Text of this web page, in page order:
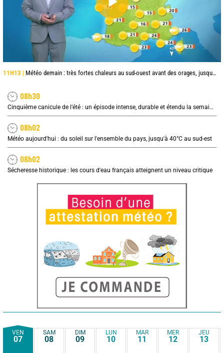
11H13 | Météo demain : très fortes chaleurs au sud-ouest avant des orages, jusqu'à 39°C
08h30
Cinquième canicule de l’été : un épisode intense, durable et étendu la semaine prochaine
08h02
Météo aujourd'hui : du soleil sur l'ensemble du pays, jusqu'à 40°C au sud-est
08h02
Sécheresse historique : les cours d'eau français atteignent un niveau critique
VEN
07
SAM
08
DIM
09
LUN
10
MAR
11
MER
12
JEU
13